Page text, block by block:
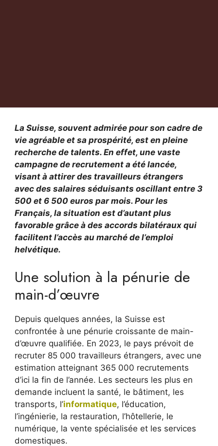
La Suisse, souvent admirée pour son cadre de
vie agréable et sa prospérité, est en pleine
recherche de talents. En effet, une vaste
campagne de recrutement a été lancée,
visant à attirer des travailleurs étrangers
avec des salaires séduisants oscillant entre 3
500 et 6 500 euros par mois. Pour les
Français, la situation est d’autant plus
favorable grâce à des accords bilatéraux qui
facilitent l’accès au marché de l’emploi
helvétique.
Une solution à la pénurie de
main-d’œuvre
Depuis quelques années, la Suisse est
confrontée à une pénurie croissante de main-
d’œuvre qualifiée. En 2023, le pays prévoit de
recruter 85 000 travailleurs étrangers, avec une
estimation atteignant 365 000 recrutements
d’ici la fin de l’année. Les secteurs les plus en
demande incluent la santé, le bâtiment, les
transports, l’informatique, l’éducation,
l’ingénierie, la restauration, l’hôtellerie, le
numérique, la vente spécialisée et les services
domestiques.